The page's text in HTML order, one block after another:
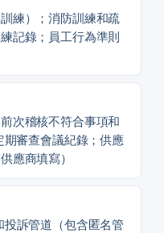
練）；消防訓練和疏
記錄；員工行為準則
次稽核不符合事項和
審查會議紀錄；供應
應商填寫）
訴管道（包含匿名管